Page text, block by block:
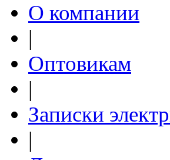
О компании
|
Оптовикам
|
Записки
|